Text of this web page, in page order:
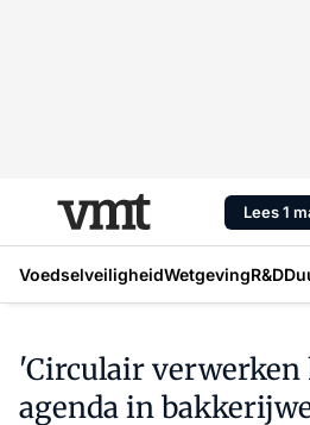
Lees 1
VoedselveiligheidWetgevingR&D
'Circulair verwerken
agenda in